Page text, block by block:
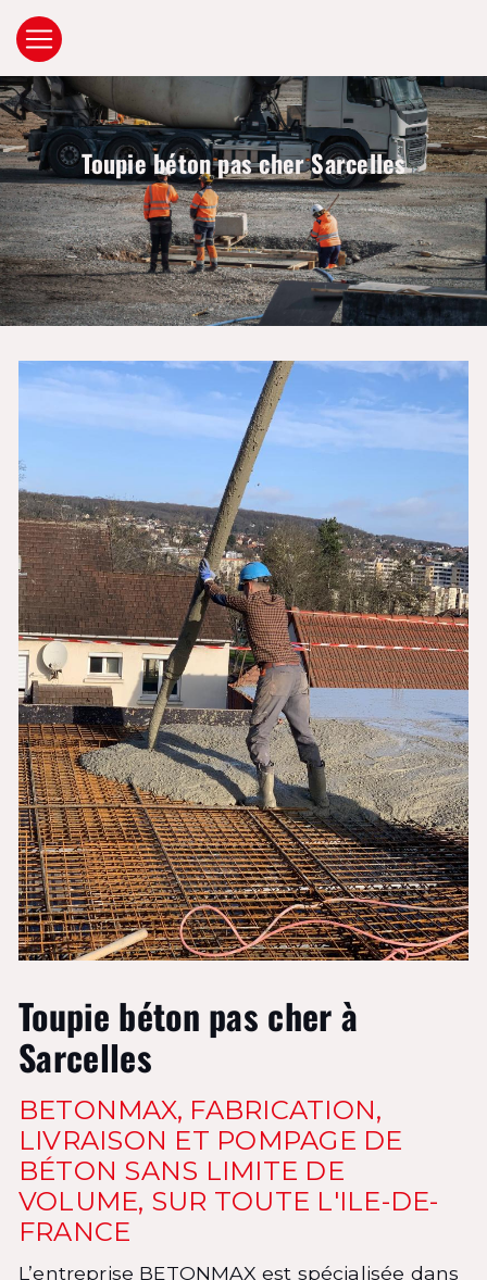
Toupie béton pas cher Sarcelles
Toupie béton pas cher à
Sarcelles
BETONMAX, FABRICATION,
LIVRAISON ET POMPAGE DE
BÉTON SANS LIMITE DE
VOLUME, SUR TOUTE L'ILE-DE-
FRANCE
L’entreprise BETONMAX est spécialisée dans
Panneau de gestion des cookies